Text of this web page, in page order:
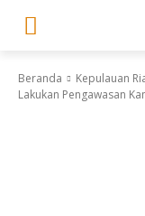
Beranda Kepulauan
Lakukan Pengawasan